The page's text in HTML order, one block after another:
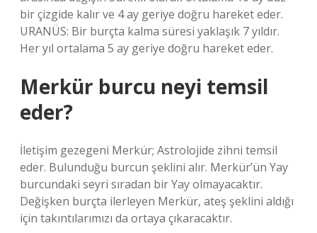
bir çizgide kalır ve 4 ay geriye doğru hareket eder.
URANÜS: Bir burçta kalma süresi yaklaşık 7 yıldır.
Her yıl ortalama 5 ay geriye doğru hareket eder.
Merkür burcu neyi temsil
eder?
İletişim gezegeni Merkür; Astrolojide zihni temsil
eder. Bulunduğu burcun şeklini alır. Merkür’ün Yay
burcundaki seyri sıradan bir Yay olmayacaktır.
Değişken burçta ilerleyen Merkür, ateş şeklini aldığı
için takıntılarımızı da ortaya çıkaracaktır.